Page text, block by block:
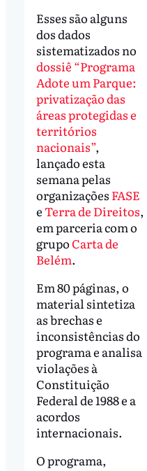
Esses são alguns
dos dados
sistematizados no
dossiê “Programa
Adote um Parque:
privatização das
áreas protegidas e
territórios
nacionais”,
lançado esta
semana pelas
organizações FASE
eTerra de Direitos,
em parceria com o
grupoCarta de
Belém.
Em 80 páginas, o
material sintetiza
as brechas e
inconsistências do
programa e analisa
violações à
Constituição
Federal de 1988 e a
acordos
internacionais.
O programa,